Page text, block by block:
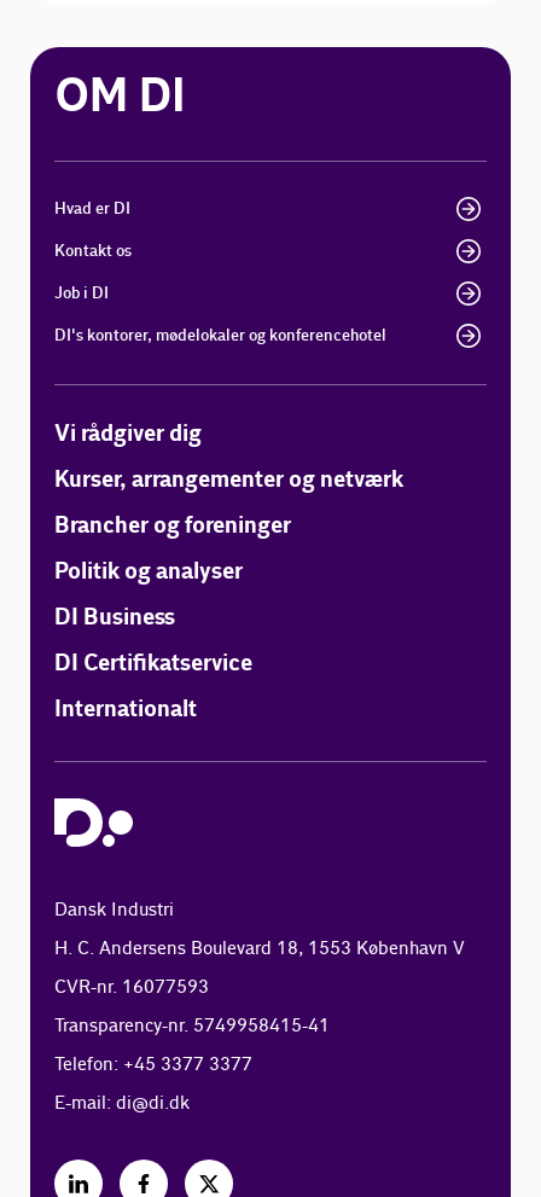
OM DI
Hvad er DI
Kontakt os
Job i DI
DI's kontorer, mødelokaler og konferencehotel
Vi rådgiver dig
Kurser, arrangementer og netværk
Brancher og foreninger
Politik og analyser
DI Business
DI Certifikatservice
Internationalt
Dansk Industri
H. C. Andersens Boulevard 18, 1553 København V
CVR-nr. 16077593
Transparency-nr. 5749958415-41
Telefon: +45 3377 3377
E-mail:di@di.dk